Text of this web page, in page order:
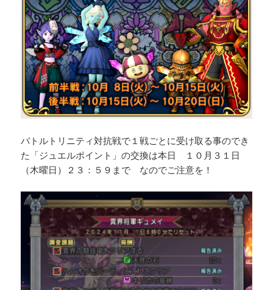
バトルトリニティ対抗戦で１戦ごとに受け取る事のでき
た「ジュエルポイント」の交換は本日 １０月３１日
（木曜日）２３：５９まで なのでご注意を！